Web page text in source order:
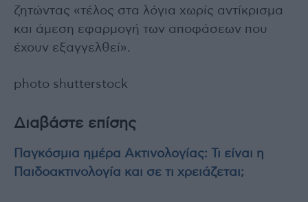
ζητώντας «τέλος στα λόγια χωρίς αντίκρισμα
και άμεση εφαρμογή των αποφάσεων που
έχουν εξαγγελθεί».
photo shutterstock
Διαβάστε επίσης
Παγκόσμια ημέρα Ακτινολογίας: Τι είναι η
Παιδοακτινολογία και σε τι χρειάζεται;